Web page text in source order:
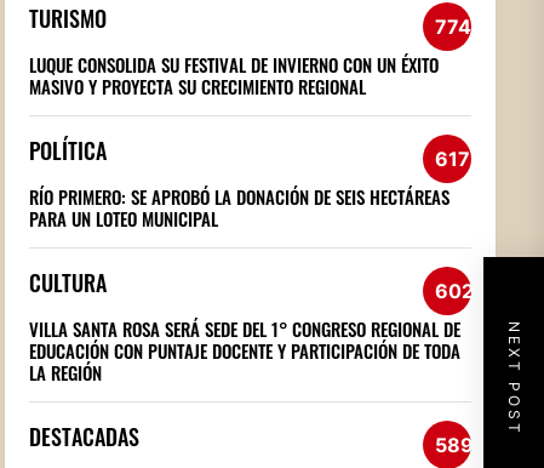
NEXT POST
TURISMO 774
LUQUE CONSOLIDA SU FESTIVAL DE INVIERNO CON UN ÉXITO
MASIVO Y PROYECTA SU CRECIMIENTO REGIONAL
POLÍTICA 617
RÍO PRIMERO: SE APROBÓ LA DONACIÓN DE SEIS HECTÁREAS
PARA UN LOTEO MUNICIPAL
CULTURA 602
VILLA SANTA ROSA SERÁ SEDE DEL 1° CONGRESO REGIONAL DE
EDUCACIÓN CON PUNTAJE DOCENTE Y PARTICIPACIÓN DE TODA
LA REGIÓN
DESTACADAS 589